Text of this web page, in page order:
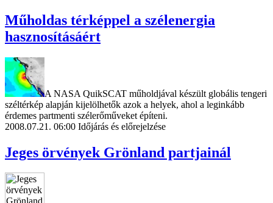
Műholdas térképpel a szélenergia
hasznosításáért
A NASA QuikSCAT műholdjával készült globális tengeri
széltérkép alapján kijelölhetők azok a helyek, ahol a leginkább
érdemes partmenti szélerőműveket építeni.
2008.07.21. 06:00 Időjárás és előrejelzése
Jeges örvények Grönland partjainál